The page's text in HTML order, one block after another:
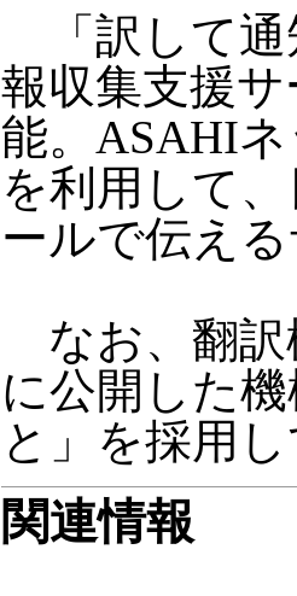
「訳して通
報収集支援
能。ASAHI
を利用して
ールで伝え
なお、翻訳
に公開した
と」を採用
関連情報